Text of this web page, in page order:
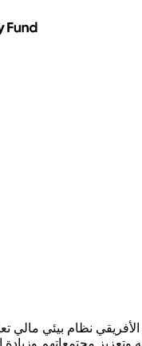
نظام بيئي مالي